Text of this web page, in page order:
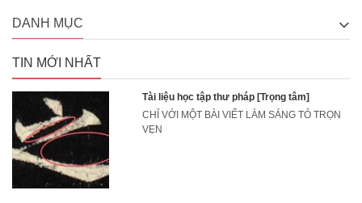
DANH MỤC
TIN MỚI NHẤT
Tài liệu học tập thư pháp [Trọng tâm]
CHỈ VỚI MỘT BÀI VIẾT LÀM SÁNG TỎ TRỌN
VẸN